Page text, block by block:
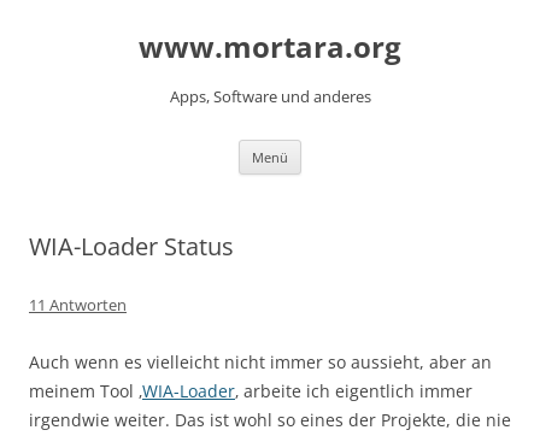
www.mortara.org
Apps, Software und anderes
Menü
WIA-Loader Status
11 Antworten
Auch wenn es vielleicht nicht immer so aussieht, aber an
meinem Tool ‚WIA-Loader‚ arbeite ich eigentlich immer
irgendwie weiter. Das ist wohl so eines der Projekte, die nie